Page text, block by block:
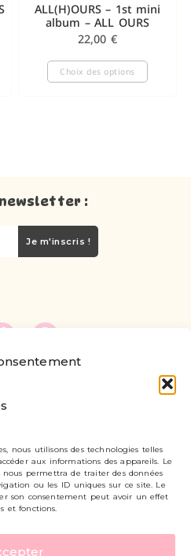
nous utilisons des technologies telles
aux informations des appareils. Le
permettra de traiter des données
ou les ID uniques sur ce site. Le
son consentement peut avoir un effet
et fonctions.
ALL(H)OURS – 1st mini
album – ALL OURS
22,00 €
Choix des options
:
Je m'inscris !